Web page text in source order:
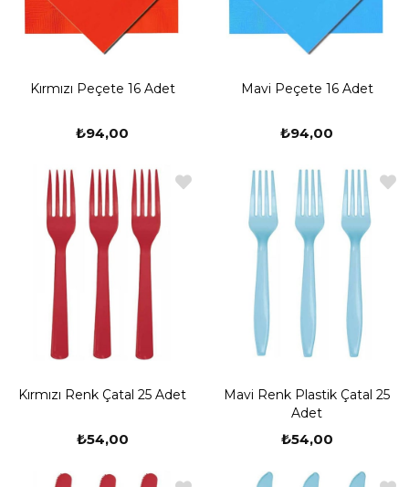
Kırmızı Peçete 16 Adet
₺94,00
Mavi Peçete 16 Adet
₺94,00
Kırmızı Renk Çatal 25 Adet
₺54,00
Mavi Renk Plastik Çatal 25
Adet
₺54,00